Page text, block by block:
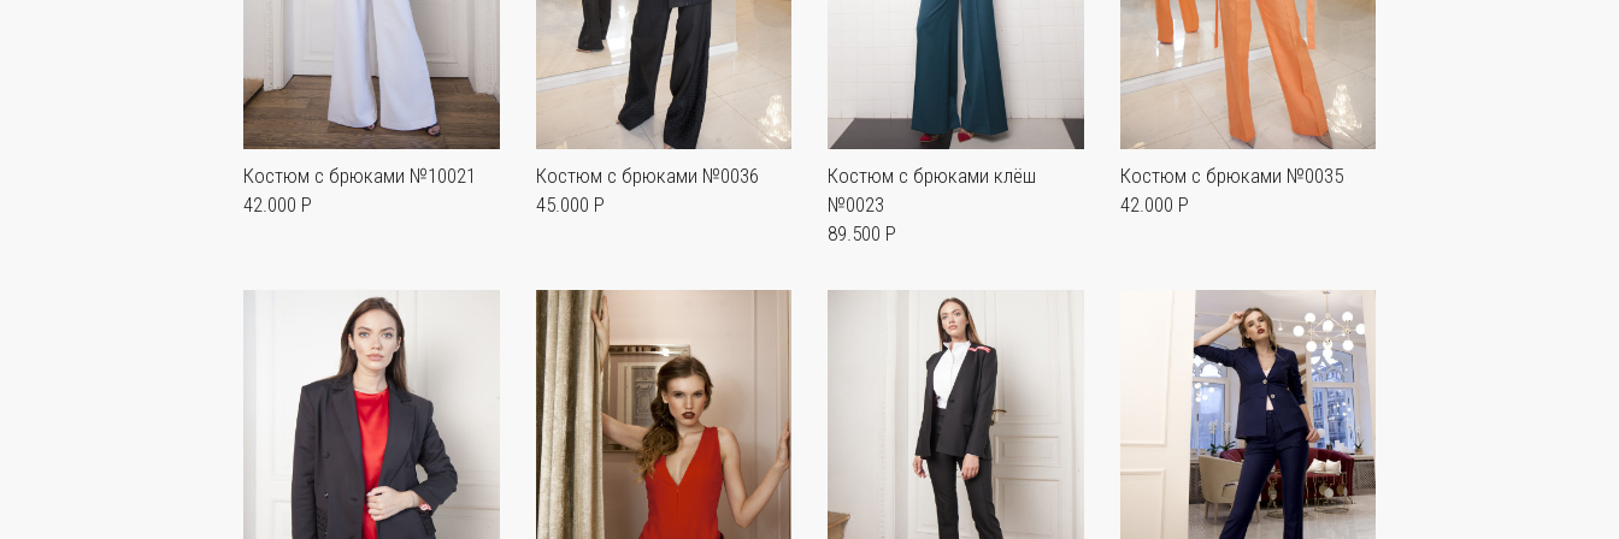
Костюм с брюками №10021
42.000 P
Костюм с брюками №0036
45.000 P
Костюм с брюками клёш
№0023
89.500 Р
Костюм с брюками №0035
42.000 P